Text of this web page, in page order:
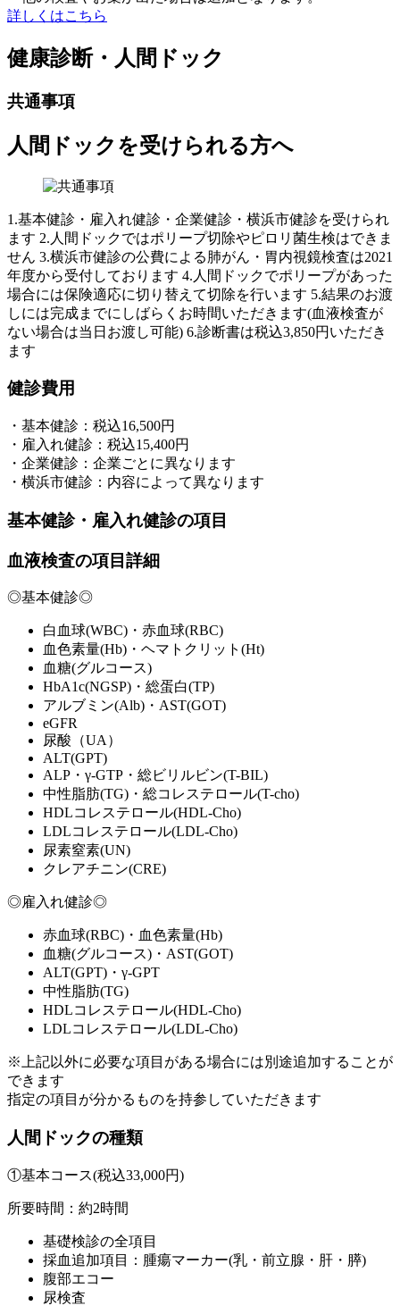
詳しくはこちら
健康診断・人間ドック
共通事項
人間ドックを受けられる方へ
1.基本健診・雇入れ健診・企業健診・横浜市健診を受けられ
ます 2.人間ドックではポリープ切除やピロリ菌生検はできま
せん 3.横浜市健診の公費による肺がん・胃内視鏡検査は2021
年度から受付しております 4.人間ドックでポリープがあった
場合には保険適応に切り替えて切除を行います 5.結果のお渡
しには完成までにしばらくお時間いただきます(血液検査が
ない場合は当日お渡し可能) 6.診断書は税込3,850円いただき
ます
健診費用
・基本健診：税込16,500円
・雇入れ健診：税込15,400円
・企業健診：企業ごとに異なります
・横浜市健診：内容によって異なります
基本健診・雇入れ健診の項目
血液検査の項目詳細
◎基本健診◎
白血球(WBC)・赤血球(RBC)
血色素量(Hb)・ヘマトクリット(Ht)
血糖(グルコース)
HbA1c(NGSP)・総蛋白(TP)
アルブミン(Alb)・AST(GOT)
eGFR
尿酸（UA）
ALT(GPT)
ALP・γ-GTP・総ビリルビン(T-BIL)
中性脂肪(TG)・総コレステロール(T-cho)
HDLコレステロール(HDL-Cho)
LDLコレステロール(LDL-Cho)
尿素窒素(UN)
クレアチニン(CRE)
◎雇入れ健診◎
赤血球(RBC)・血色素量(Hb)
血糖(グルコース)・AST(GOT)
ALT(GPT)・γ-GPT
中性脂肪(TG)
HDLコレステロール(HDL-Cho)
LDLコレステロール(LDL-Cho)
※上記以外に必要な項目がある場合には別途追加することが
できます
指定の項目が分かるものを持参していただきます
人間ドックの種類
①基本コース(税込33,000円)
所要時間：約2時間
基礎検診の全項目
採血追加項目：腫瘍マーカー(乳・前立腺・肝・膵)
腹部エコー
尿検査